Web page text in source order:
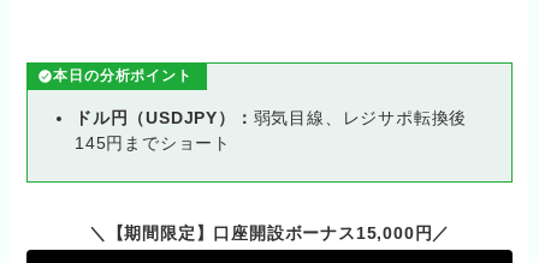
本日の分析ポイント
ドル円（USDJPY）： 弱気目線、レジサポ転換後
145円までショート
＼【期間限定】口座開設ボーナス15,000円／